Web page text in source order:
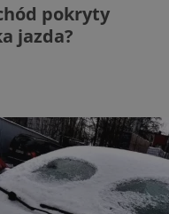
pokryty
jazda?